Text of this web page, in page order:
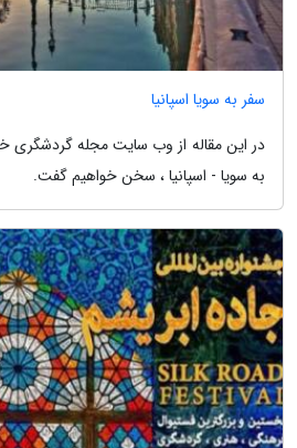
سفر به سویا اسپانیا
در این مقاله از وب سایت مجله گردشگری
به سویا - اسپانیا ، سخن خواهیم گفت.